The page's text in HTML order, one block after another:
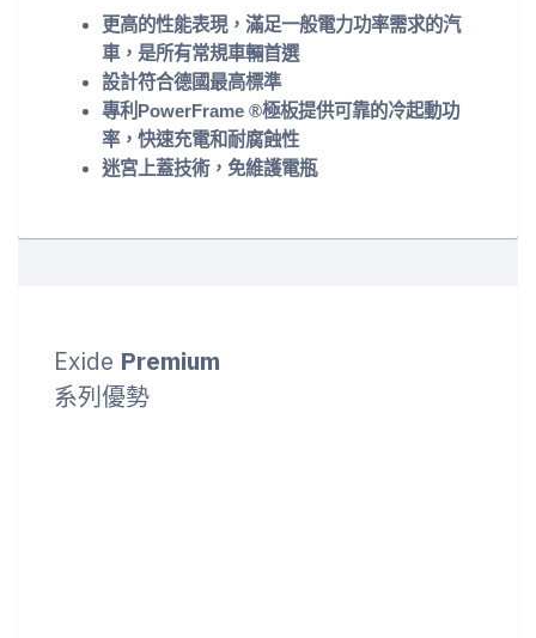
更高的性能表現，滿足一般電力功率需求的汽
車，是所有常規車輛首選
設計符合德國最高標準
專利PowerFrame ®極板提供可靠的冷起動功
率，快速充電和耐腐蝕性
迷宮上蓋技術，免維護電瓶
Exide Premium
系列優勢